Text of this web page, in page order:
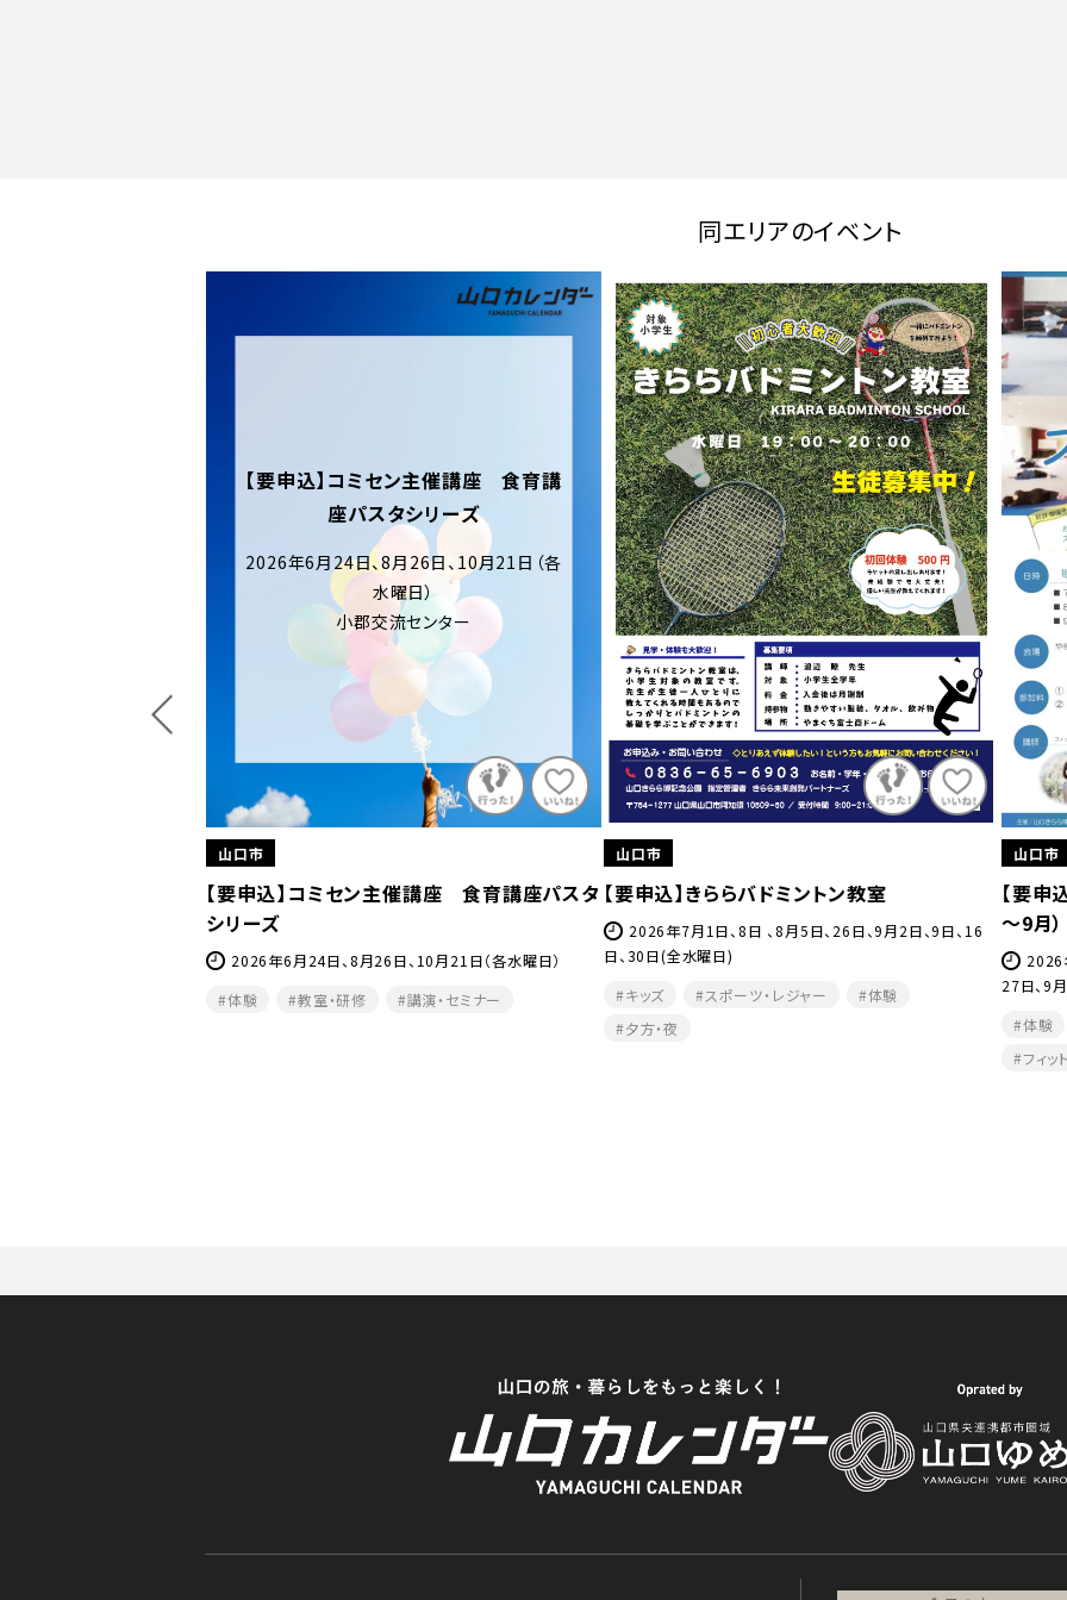
同エリアのイベント
【要申込】コミセン主催講座 食育講
座パスタシリーズ
2026年6月24日、8月26日、10月21日（各
水曜日）
小郡交流センター
山口市
【要申込】コミセン主催講座 食育講座パスタ
シリーズ
2026年6月24日、8月26日、10月21日（各水曜日）
体験
教室・研修 講演・セミナー
山口市
【要申込】きららバドミントン教室
2026年7月1日、8日 、8月5日、26日、9月2日、9日、16
日、30日(全水曜日)
キッズ
スポーツ・レジャー
体験
夕方・夜​
山口市
【要申
～9月）
2026
27日、9
体験
フィッ